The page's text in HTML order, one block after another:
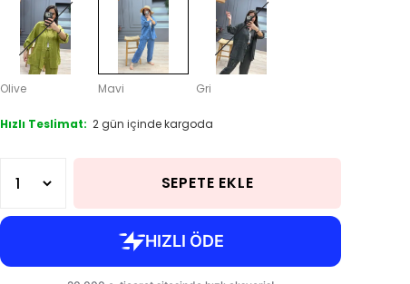
Olive Mavi Gri
Hızlı Teslimat: 2 gün içinde kargoda
SEPETE EKLE